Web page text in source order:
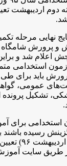
دوم اردیبهشت
نهایی مرحله
اعلام شد و
استخدامی
باید برای
عمومی،
تشکیل
استخدامی برای
رسیده باشند
اردیبهشت
آنها از طریق سایت